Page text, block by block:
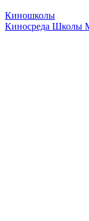
Киношколы
Киносреда Школы